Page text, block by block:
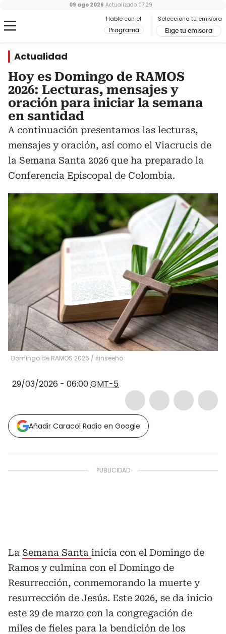
Hable con el
Programa
Selecciona tu emisora
Elige tu emisora
09 ago 2026 Actualizado 07:29
Actualidad
Hoy es Domingo de RAMOS
2026: Lecturas, mensajes y
oración para iniciar la semana
en santidad
A continuación presentamos las lecturas,
mensajes y oración, así como el Viacrucis de
la Semana Santa 2026 que ha preparado la
Conferencia Episcopal de Colombia.
Domingo de RAMOS 2026 / sinseeho
29/03/2026 - 06:00GMT-5
Añadir Caracol Radio en Google
La Semana Santa inicia con el Domingo de
Ramos y culmina con el Domingo de
Resurrección, conmemorando la muerte y
resurrección de Jesús. Este 2026, se da inicio
este 29 de marzo con la congregación de
miles de fieles para la bendición de los